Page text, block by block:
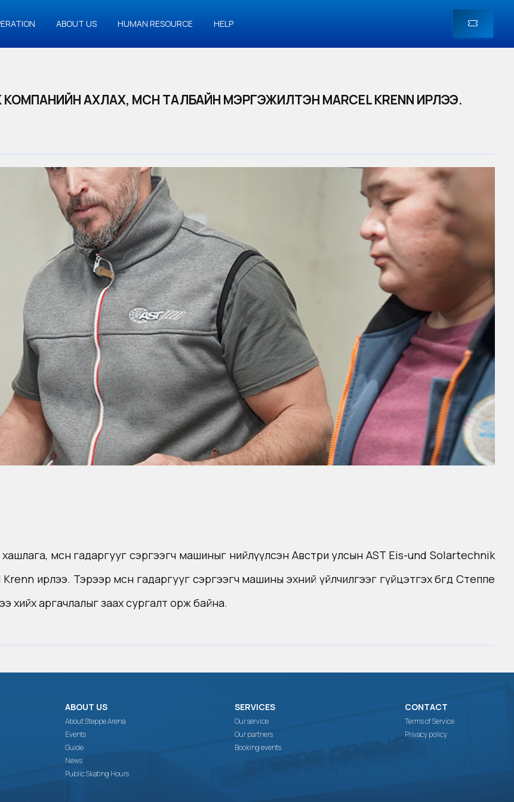
ABOUT US HUMAN RESOURCE HELP
КОМПАНИЙН АХЛАХ, МӨСӨН ТАЛБАЙН МЭРГЭЖИЛТЭН MARCEL KRENN ИРЛЭЭ.
хашлага, мөсөн гадаргууг сэргээгч машиныг нийлүүлсэн Австри улсын AST Eis-und Solartechnik
ирлээ. Тэрээр мөсөн гадаргууг сэргээгч машины эхний үйлчилгээг гүйцэтгэх бөгөөд Степпе
хийх аргачлалыг заах сургалт орж байна.
ABOUT US
About Steppe Arena
Events
Guide
News
Public Skating Hours
SERVICES
Our service
Our partners
Booking events
CONTACT
Terms of Service
Privacy policy